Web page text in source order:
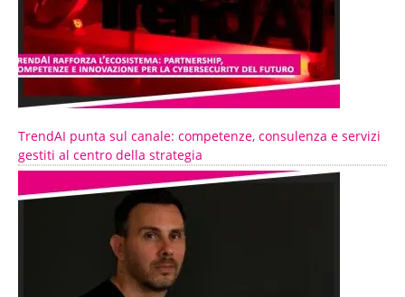
TrendAI punta sul canale: competenze, consulenza e servizi
gestiti al centro della strategia